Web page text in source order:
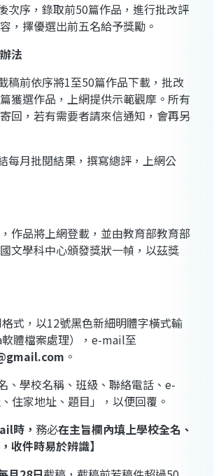
次序，錄取前50篇作品，進行批改評
，擇優選出前五名給予獎勵。
法
稿前依序將1至50篇作品下載，批改
獲選作品，上網提供示範觀摩。所有
回，若有需要者請來信通知，會再另
每月批閱結果，撰寫總評，上網公
作品將上網登載，並由教育部教育部
文學科中心頒發獎狀一幀，以茲獎
格式，以12號黑色新細明體字橫式輸
軟體檔案處理）， e-mail至
。
、學校名稱、班級、聯絡電話、 e-
住家地址、題目」，以便回覆。
時， 務必在主旨欄內填上學校全名、
，收件時易於辨識】